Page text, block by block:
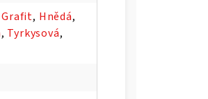
Grafit, Hnědá,
, Tyrkysová,